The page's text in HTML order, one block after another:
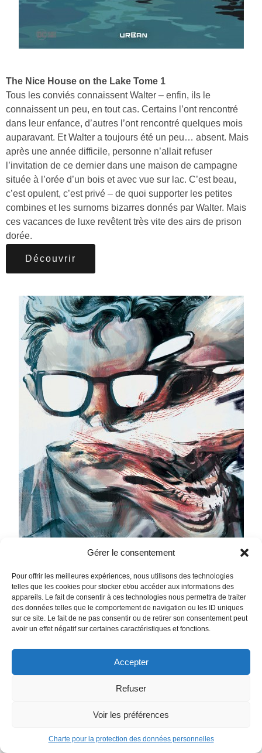
Gérer le consentement
Pour offrir les meilleures expériences, nous utilisons des technologies
telles que les cookies pour stocker et/ou accéder aux informations des
appareils. Le fait de consentir à ces technologies nous permettra de traiter
des données telles que le comportement de navigation ou les ID uniques
sur ce site. Le fait de ne pas consentir ou de retirer son consentement peut
avoir un effet négatif sur certaines caractéristiques et fonctions.
Accepter
Refuser
Voir les préférences
Charte pour la protection des données personnelles
The Nice House on the Lake Tome 1
Tous les conviés connaissent Walter – enfin, ils le
connaissent un peu, en tout cas. Certains l’ont rencontré
dans leur enfance, d’autres l’ont rencontré quelques mois
auparavant. Et Walter a toujours été un peu… absent. Mais
après une année difficile, personne n’allait refuser
l’invitation de ce dernier dans une maison de campagne
située à l’orée d’un bois et avec vue sur lac. C’est beau,
c’est opulent, c’est privé – de quoi supporter les petites
combines et les surnoms bizarres donnés par Walter. Mais
ces vacances de luxe revêtent très vite des airs de prison
dorée.
Découvrir
The Nice House on the Lake Tome 2
Ils s’imaginaient passer un chouette week-end dans une
leur ami commun, Walter, à priori doux et sympathiques.
tourne au cauchemar éveillé lorsqu’ils assistent,